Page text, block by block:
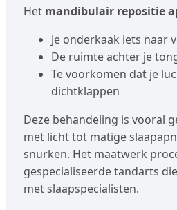
Het mandibulair repositie
Je onderkaak iets naar
De ruimte achter je
Te voorkomen dat je
dichtklappen
Deze behandeling is vooral
met licht tot matige
snurken. Het maatwerk
gespecialiseerde tandarts
met slaapspecialisten.